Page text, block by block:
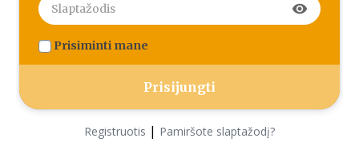
visibility
Prisiminti mane
Registruotis | Pamiršote slaptažodį?